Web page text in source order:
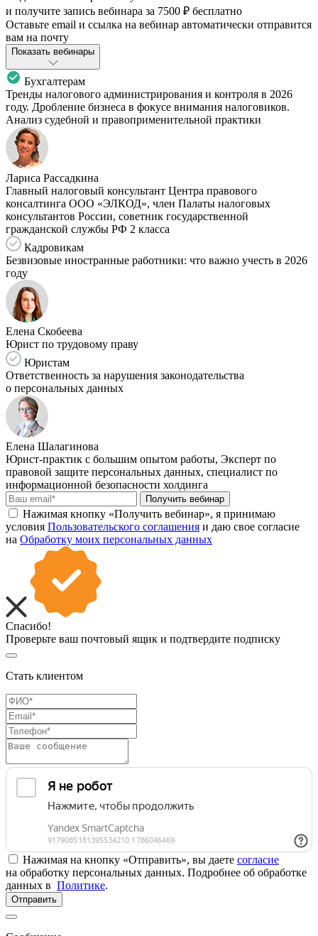
и получите запись вебинара за 7500 ₽ бесплатно
Оставьте email и ссылка на вебинар автоматически отправится
вам на почту
Показать вебинары
Бухгалтерам
Тренды налогового администрирования и контроля в 2026
году. Дробление бизнеса в фокусе внимания налоговиков.
Анализ судебной и правоприменительной практики
Лариса Рассадкина
Главный налоговый консультант Центра правового
консалтинга ООО «ЭЛКОД», член Палаты налоговых
консультантов России, советник государственной
гражданской службы РФ 2 класса
Кадровикам
Безвизовые иностранные работники: что важно учесть в 2026
году
Елена Скобеева
Юрист по трудовому праву
Юристам
Ответственность за нарушения законодательства
о персональных данных
Елена Шалагинова
Юрист-практик с большим опытом работы, Эксперт по
правовой защите персональных данных, специалист по
информационной безопасности холдинга
Получить вебинар
Нажимая кнопку «Получить вебинар», я принимаю
условия Пользовательского соглашения и даю свое согласие
на Обработку моих персональных данных
Спасибо!
Проверьте ваш почтовый ящик и подтвердите подписку
Стать клиентом
Нажимая на кнопку «Отправить», вы даете согласие
на обработку персональных данных. Подробнее об обработке
данных в Политике.
Отправить